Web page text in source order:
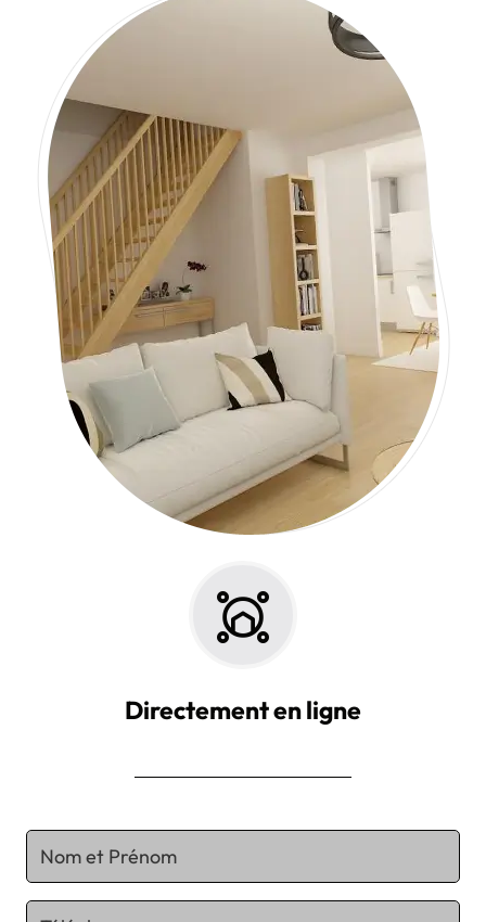
Directement en ligne